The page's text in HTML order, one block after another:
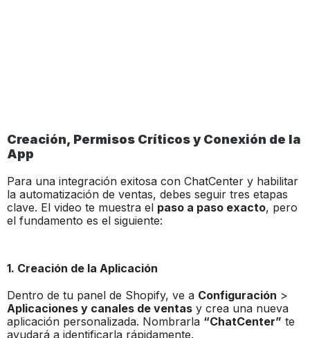
Creación, Permisos Críticos y Conexión de la
App
Para una integración exitosa con ChatCenter y habilitar
la automatización de ventas, debes seguir tres etapas
clave. El video te muestra el paso a paso exacto, pero
el fundamento es el siguiente:
1. Creación de la Aplicación
Dentro de tu panel de Shopify, ve a Configuración >
Aplicaciones y canales de ventas y crea una nueva
aplicación personalizada. Nombrarla “ChatCenter” te
ayudará a identificarla rápidamente.